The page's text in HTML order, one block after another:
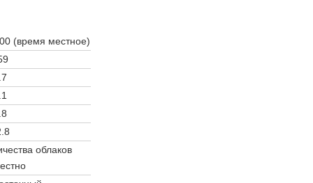
(время местное)
облаков